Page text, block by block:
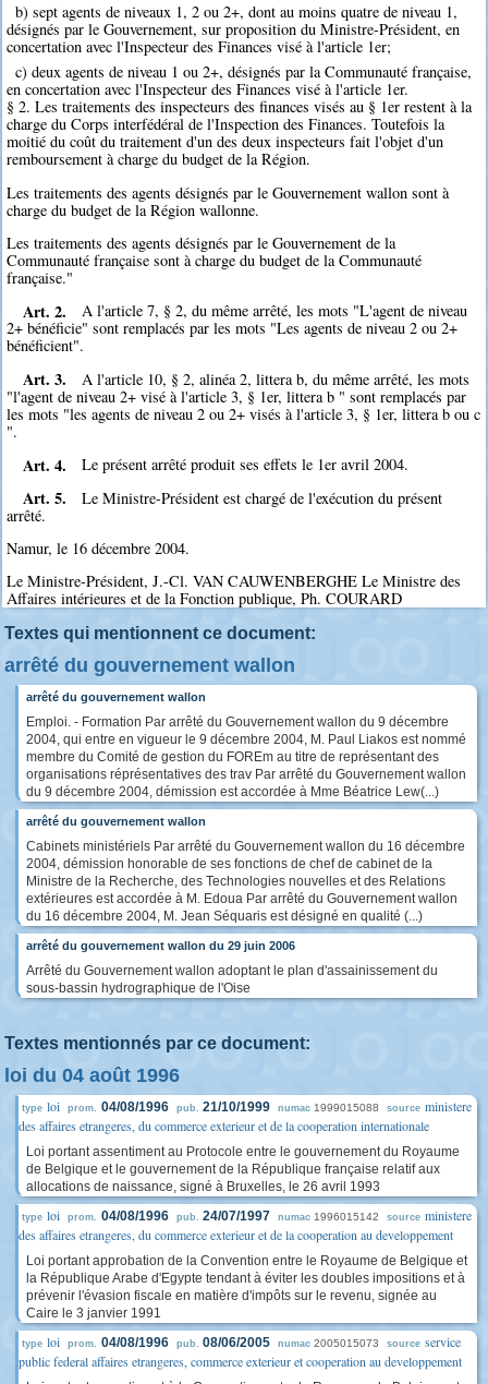
b) sept agents de niveaux 1, 2 ou 2+, dont au moins quatre de niveau 1,
désignés par le Gouvernement, sur proposition du Ministre-Président, en
concertation avec l'Inspecteur des Finances visé à l'article 1er;
c) deux agents de niveau 1 ou 2+, désignés par la Communauté française,
en concertation avec l'Inspecteur des Finances visé à l'article 1er.
§ 2. Les traitements des inspecteurs des finances visés au § 1er restent à la
charge du Corps interfédéral de l'Inspection des Finances. Toutefois la
moitié du coût du traitement d'un des deux inspecteurs fait l'objet d'un
remboursement à charge du budget de la Région.
Les traitements des agents désignés par le Gouvernement wallon sont à
charge du budget de la Région wallonne.
Les traitements des agents désignés par le Gouvernement de la
Communauté française sont à charge du budget de la Communauté
française."
Art. 2.
A l'article 7, § 2, du même arrêté, les mots "L'agent de niveau
2+ bénéficie" sont remplacés par les mots "Les agents de niveau 2 ou 2+
bénéficient".
Art. 3.
A l'article 10, § 2, alinéa 2, littera b, du même arrêté, les mots
"l'agent de niveau 2+ visé à l'article 3, § 1er, littera b " sont remplacés par
les mots "les agents de niveau 2 ou 2+ visés à l'article 3, § 1er, littera b ou c
".
Art. 4. Le présent arrêté produit ses effets le 1er avril 2004.
Art. 5.
Le Ministre-Président est chargé de l'exécution du présent
arrêté.
Namur, le 16 décembre 2004.
Le Ministre-Président, J.-Cl. VAN CAUWENBERGHE Le Ministre des
Affaires intérieures et de la Fonction publique, Ph. COURARD
Textes qui mentionnent ce document:
arrêté du gouvernement wallon
arrêté du gouvernement wallon
Emploi. - Formation Par arrêté du Gouvernement wallon du 9 décembre
2004, qui entre en vigueur le 9 décembre 2004, M. Paul Liakos est nommé
membre du Comité de gestion du FOREm au titre de représentant des
organisations réprésentatives des trav Par arrêté du Gouvernement wallon
du 9 décembre 2004, démission est accordée à Mme Béatrice Lew(...)
arrêté du gouvernement wallon
Cabinets ministériels Par arrêté du Gouvernement wallon du 16 décembre
2004, démission honorable de ses fonctions de chef de cabinet de la
Ministre de la Recherche, des Technologies nouvelles et des Relations
extérieures est accordée à M. Edoua Par arrêté du Gouvernement wallon
du 16 décembre 2004, M. Jean Séquaris est désigné en qualité (...)
arrêté du gouvernement wallon du 29 juin 2006
Arrêté du Gouvernement wallon adoptant le plan d'assainissement du
sous-bassin hydrographique de l'Oise
Textes mentionnés par ce document:
loi du 04 août 1996
type loi prom. 04/08/1996 pub. 21/10/1999 numac 1999015088 source ministere
des affaires etrangeres, du commerce exterieur et de la cooperation internationale
Loi portant assentiment au Protocole entre le gouvernement du Royaume
de Belgique et le gouvernement de la République française relatif aux
allocations de naissance, signé à Bruxelles, le 26 avril 1993
type loi prom. 04/08/1996 pub. 24/07/1997 numac 1996015142 source ministere
des affaires etrangeres, du commerce exterieur et de la cooperation au developpement
Loi portant approbation de la Convention entre le Royaume de Belgique et
la République Arabe d'Egypte tendant à éviter les doubles impositions et à
prévenir l'évasion fiscale en matière d'impôts sur le revenu, signée au
Caire le 3 janvier 1991
type loi prom. 04/08/1996 pub. 08/06/2005 numac 2005015073 source service
public federal affaires etrangeres, commerce exterieur et cooperation au developpement